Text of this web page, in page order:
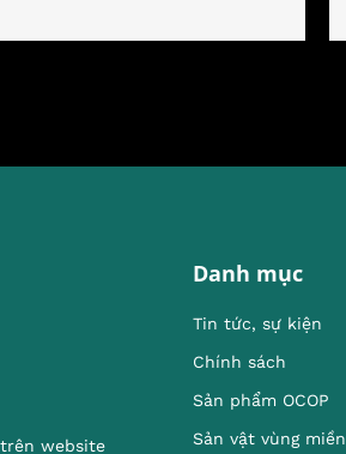
website
Danh mục
Tin tức, sự kiện
Chính sách
Sản phẩm OCOP
Sản vật vùng miền